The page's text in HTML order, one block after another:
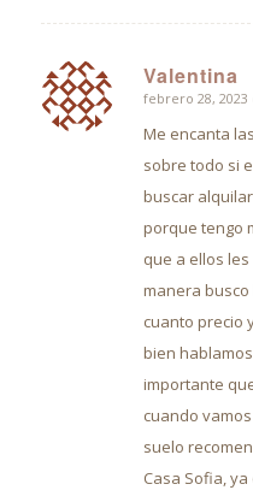
Valentina
Dice:
febrero 28, 2023
Me encanta
sobre todo si
buscar
porque tengo
que a ellos
manera
cuanto precio
bien
importante
cuando
suelo
Casa Sofia,